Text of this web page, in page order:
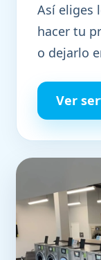
Así eliges
hacer tu
o dejarlo
Ver